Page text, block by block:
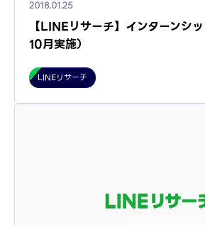
2018.01.25
【LINEリサーチ】インターンシ
10月実施）
LINEリサーチ